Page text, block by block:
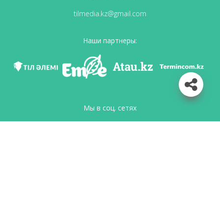
tilmedia.kz@gmail.com
Наши партнеры:
Мы в соц. сетях